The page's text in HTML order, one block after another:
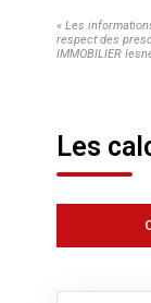
« Les
respect des
IMMOBILIER
Les